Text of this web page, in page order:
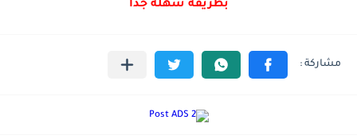
بطريقه سهله جدا